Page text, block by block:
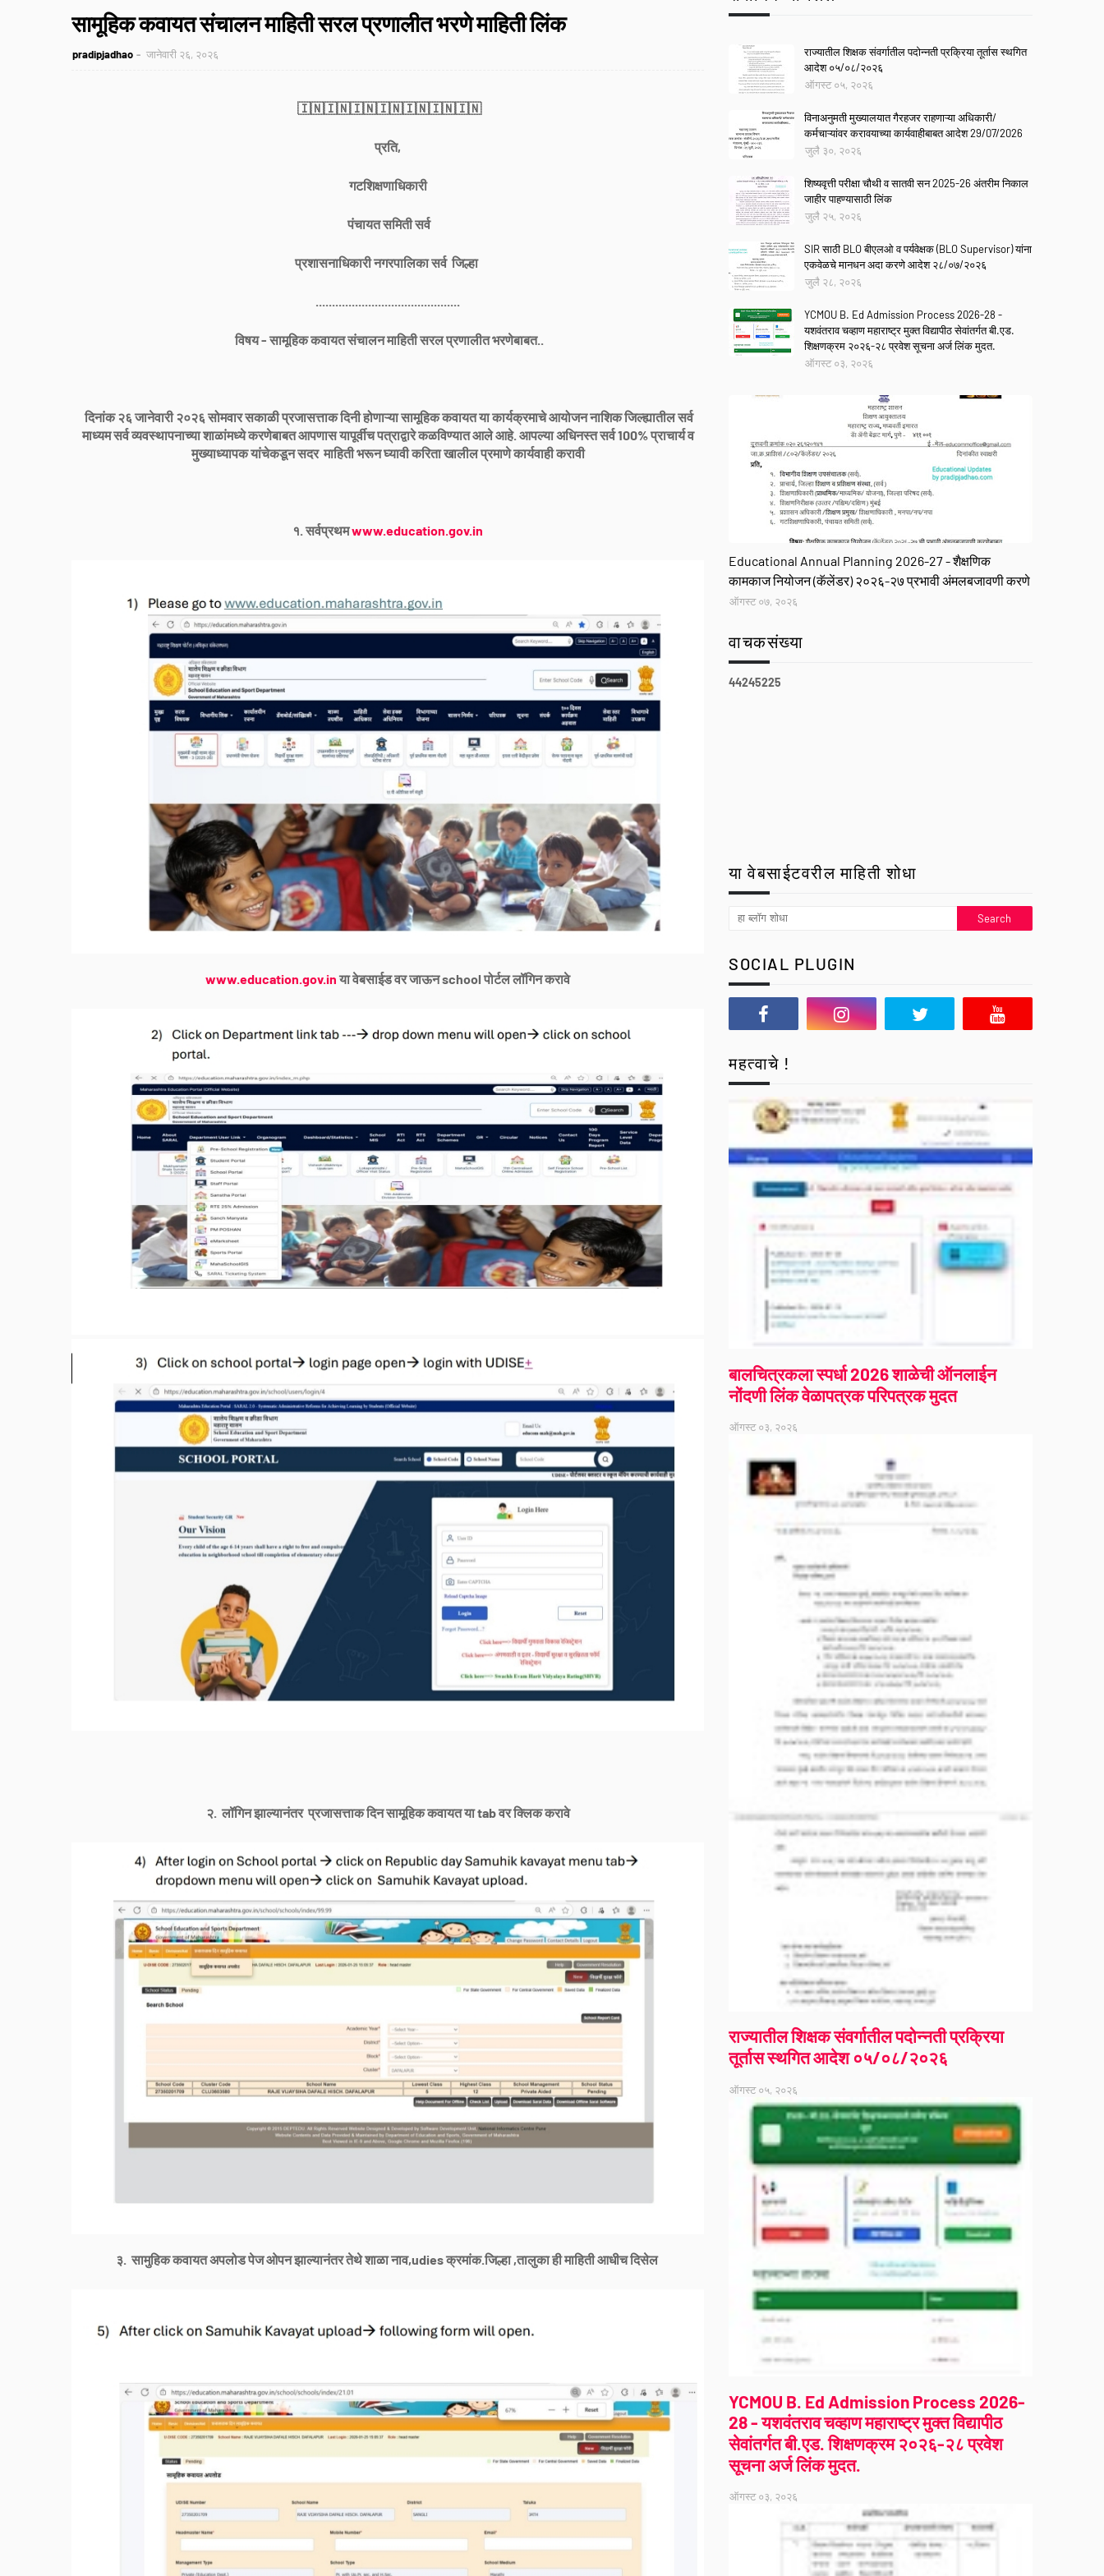
सामूहिक कवायत संचालन माहिती सरल प्रणालीत भरणे माहिती लिंक
pradipjadhao जानेवारी २६, २०२६
🇮🇳🇮🇳🇮🇳🇮🇳🇮🇳🇮🇳🇮🇳
प्रति,
गटशिक्षणाधिकारी
पंचायत समिती सर्व
प्रशासनाधिकारी नगरपालिका सर्व जिल्हा
............................................
विषय - सामूहिक कवायत संचालन माहिती सरल प्रणालीत भरणेबाबत..
दिनांक २६ जानेवारी २०२६ सोमवार सकाळी प्रजासत्ताक दिनी होणाऱ्या सामूहिक कवायत या कार्यक्रमाचे आयोजन नाशिक जिल्ह्यातील सर्व
माध्यम सर्व व्यवस्थापनाच्या शाळांमध्ये करणेबाबत आपणास यापूर्वीच पत्राद्वारे कळविण्यात आले आहे. आपल्या अधिनस्त सर्व 100% प्राचार्य व
मुख्याध्यापक यांचेकडून सदर माहिती भरून घ्यावी करिता खालील प्रमाणे कार्यवाही करावी
१. सर्वप्रथमwww.education.gov.in
www.education.gov.inया वेबसाईड वर जाऊन school पोर्टल लॉगिन करावे
२. ⁠ लॉगिन झाल्यानंतर प्रजासत्ताक दिन सामूहिक कवायत या tab वर क्लिक करावे
३. ⁠ सामुहिक कवायत अपलोड पेज ओपन झाल्यानंतर तेथे शाळा नाव,udies क्रमांक.जिल्हा ,तालुका ही माहिती आधीच दिसेल
राज्यातील शिक्षक संवर्गातील पदोन्नती प्रक्रिया तूर्तास स्थगित
आदेश ०५/०८/२०२६
ऑगस्ट ०५, २०२६
विनाअनुमती मुख्यालयात गैरहजर राहणाऱ्या अधिकारी/
कर्मचाऱ्यांवर करावयाच्या कार्यवाहीबाबत आदेश 29/07/2026
जुलै ३०, २०२६
शिष्यवृत्ती परीक्षा चौथी व सातवी सन 2025-26 अंतरीम निकाल
जाहीर पाहण्यासाठी लिंक
जुलै २५, २०२६
SIR साठी BLO बीएलओ व पर्यवेक्षक (BLO Supervisor) यांना
एकवेळचे मानधन अदा करणे आदेश २८/०७/२०२६
जुलै २८, २०२६
YCMOU B. Ed Admission Process 2026-28 -
यशवंतराव चव्हाण महाराष्ट्र मुक्त विद्यापीठ सेवांतर्गत बी.एड.
शिक्षणक्रम २०२६-२८ प्रवेश सूचना अर्ज लिंक मुदत.
ऑगस्ट ०३, २०२६
Educational Annual Planning 2026-27 - शैक्षणिक
कामकाज नियोजन (कॅलेंडर) २०२६-२७ प्रभावी अंमलबजावणी करणे
ऑगस्ट ०७, २०२६
वाचकसंख्या
44245225
या वेबसाईटवरील माहिती शोधा
SOCIAL PLUGIN
महत्वाचे !
बालचित्रकला स्पर्धा 2026 शाळेची ऑनलाईन
नोंदणी लिंक वेळापत्रक परिपत्रक मुदत
ऑगस्ट ०३, २०२६
राज्यातील शिक्षक संवर्गातील पदोन्नती प्रक्रिया
तूर्तास स्थगित आदेश ०५/०८/२०२६
ऑगस्ट ०५, २०२६
YCMOU B. Ed Admission Process 2026-
28 - यशवंतराव चव्हाण महाराष्ट्र मुक्त विद्यापीठ
सेवांतर्गत बी.एड. शिक्षणक्रम २०२६-२८ प्रवेश
सूचना अर्ज लिंक मुदत.
ऑगस्ट ०३, २०२६